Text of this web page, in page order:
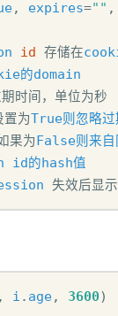
, expires="" ,
id 存储在
的domain
时间，单位为秒
置为True则忽略过
果为False则来
id的hash值
失效后显
, i . age, 3600)